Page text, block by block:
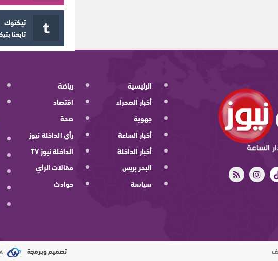
تيكتوك
تابعنا
الرئيسية
أخبار الصحراء
جهوية
أخبار الساعة
أخبار الداخلة
البحر بريس
سياسة
رياضة
اقتصاد
صحة
رأي الداخلة نيوز
الداخلة نيوز TV
مقالات الرأي
حوادث
تصميم وبرمجة